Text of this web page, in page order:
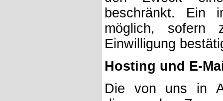
beschränkt. Ein
möglich, sofern
Einwilligung
Hosting und E-
Die von uns in